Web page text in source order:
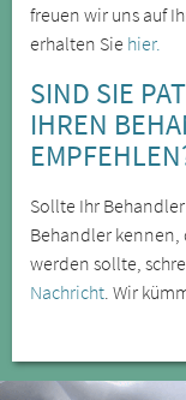
freuen wir uns auf
erhalten Sie hier.
SIND SIE
IHREN
Sollte Ihr
Behandler kennen,
werden sollte,
Nachricht . Wir